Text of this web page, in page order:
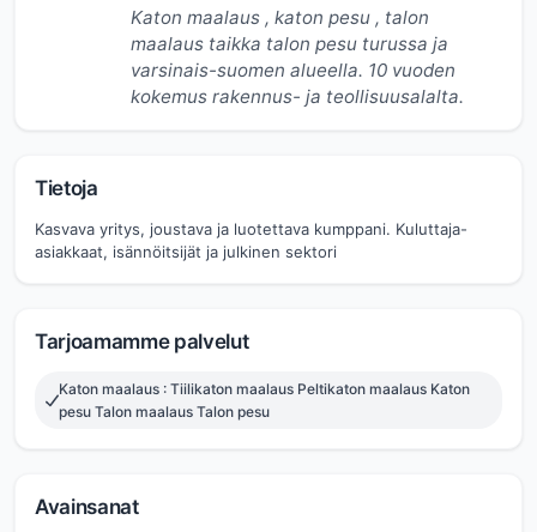
Katon maalaus , katon pesu , talon
maalaus taikka talon pesu turussa ja
varsinais-suomen alueella. 10 vuoden
kokemus rakennus- ja teollisuusalalta.
Tietoja
Kasvava yritys, joustava ja luotettava kumppani. Kuluttaja-
asiakkaat, isännöitsijät ja julkinen sektori
Tarjoamamme palvelut
Katon maalaus : Tiilikaton maalaus Peltikaton maalaus Katon
pesu Talon maalaus Talon pesu
Avainsanat